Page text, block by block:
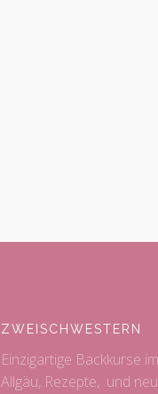
ZWEISCHWESTERN
Einzigartige Backkurse im
Allgäu, Rezepte, und